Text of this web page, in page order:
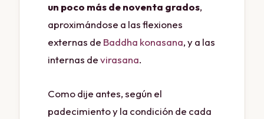
un poco más de noventa grados,
aproximándose a las flexiones
externas de Baddha konasana, y a las
internas devirasana.
Como dije antes, según el
padecimiento y la condición de cada